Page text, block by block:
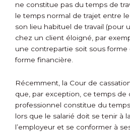
ne constitue pas du temps de
le temps normal de trajet entre
son lieu habituel de travail (pour
chez un client éloigné, par
une contrepartie soit sous forme
forme financière.
Récemment, la Cour de
que, par exception, ce temps de
professionnel constitue du
lors que le salarié doit se tenir à
l’employeur et se conformer à